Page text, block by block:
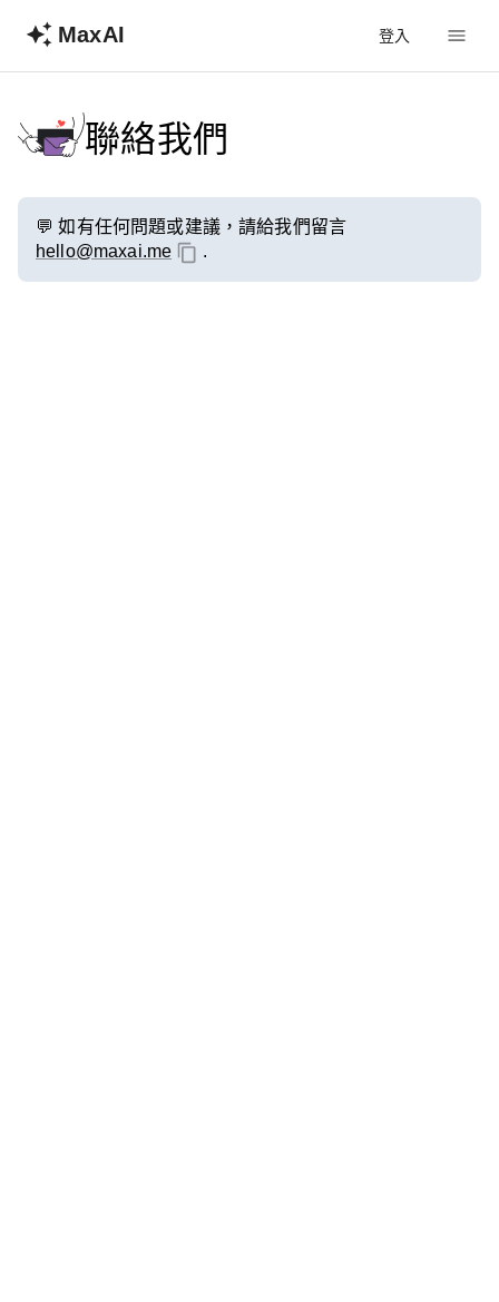
MaxAI 登入
聯絡我們
💬如有任何問題或建議，請給我們留言
hello@maxai.me
.